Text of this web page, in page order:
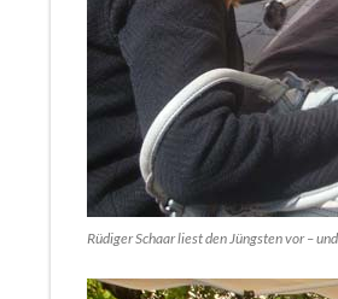
Rüdiger Schaar liest den Jüngsten vor –